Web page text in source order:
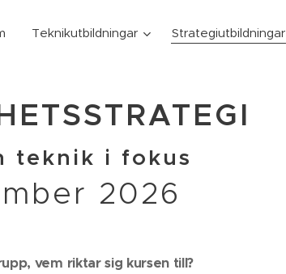
Teknikutbildningar Strategiutbildningar
teknik i fokus
2026
vem riktar sig kursen till?